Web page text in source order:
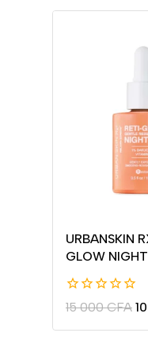
URBANSKIN
GLOW
0
5
15 000CFA